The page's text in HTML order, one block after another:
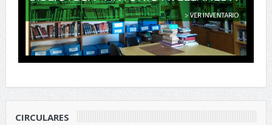
CIRCULARES